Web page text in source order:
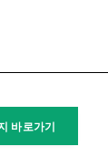
바로가기